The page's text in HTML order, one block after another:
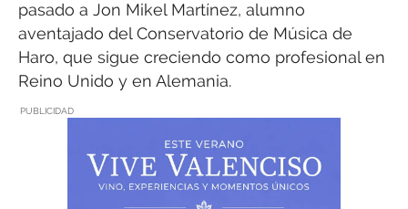
pasado a Jon Mikel Martínez, alumno
aventajado del Conservatorio de Música de
Haro, que sigue creciendo como profesional en
Reino Unido y en Alemania.
PUBLICIDAD